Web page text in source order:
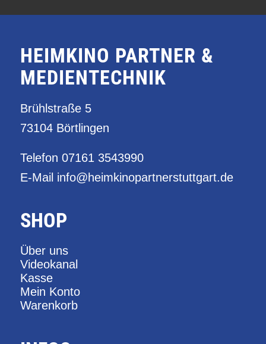
HEIMKINO PARTNER &
MEDIENTECHNIK
Brühlstraße 5
73104 Börtlingen
Telefon 07161 3543990
E-Mail info@heimkinopartnerstuttgart.de
SHOP
Über uns
Videokanal
Kasse
Mein Konto
Warenkorb